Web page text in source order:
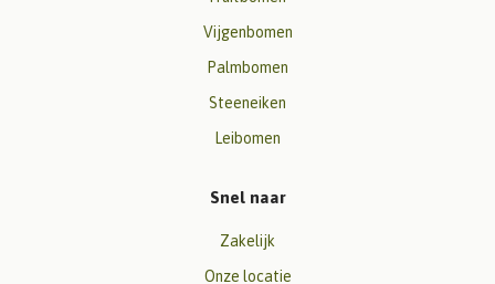
Vijgenbomen
Palmbomen
Steeneiken
Leibomen
Snel naar
Zakelijk
Onze locatie